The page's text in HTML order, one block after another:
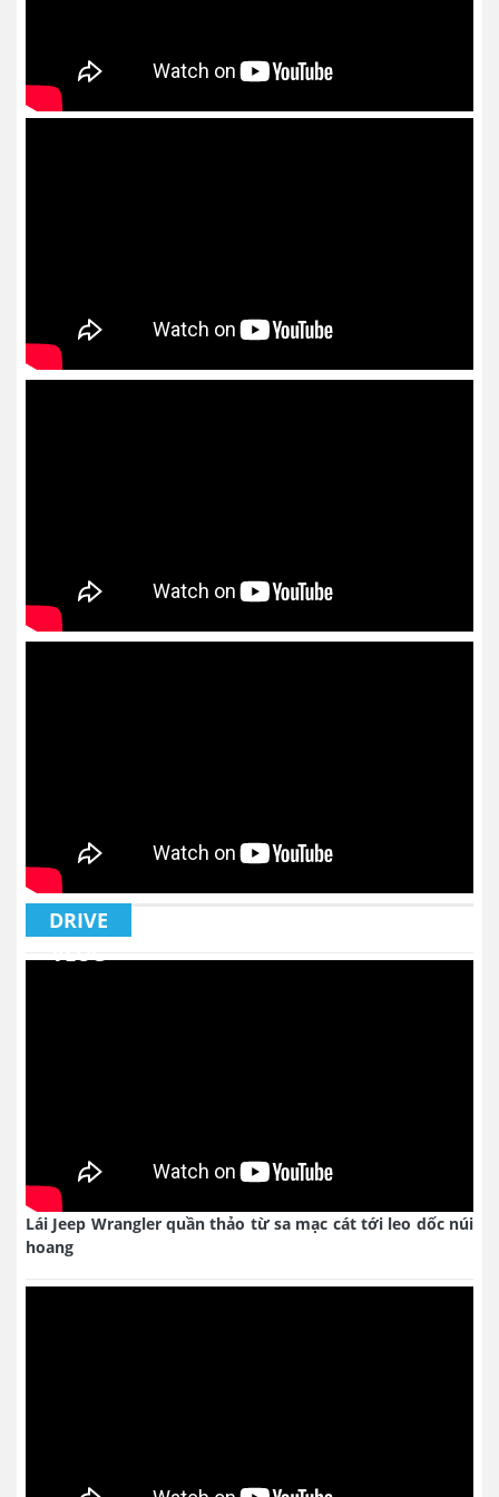
DRIVE
VLOG
Lái Jeep Wrangler quần thảo từ sa mạc cát tới leo dốc núi
hoang